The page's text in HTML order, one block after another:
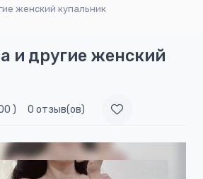
женский купальник
и другие женский
) 0 отзыв(ов)